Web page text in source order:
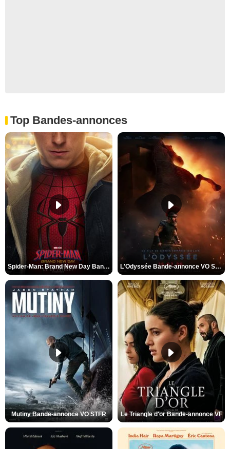
Top Bandes-annonces
Spider-Man: Brand New Day Bande-annonce VO STFR L'Odyssée Bande-annonce VO STFR
Mutiny Bande-annonce VO STFR Le Triangle d'or Bande-annonce VF